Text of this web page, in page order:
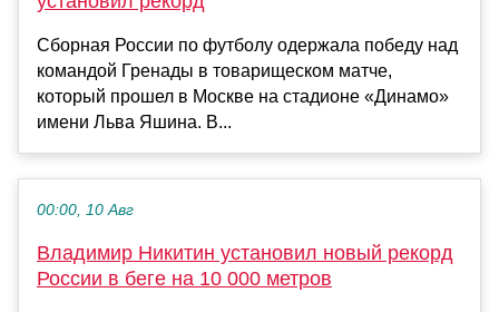
Сборная России по футболу одержала победу над
командой Гренады в товарищеском матче,
который прошел в Москве на стадионе «Динамо»
имени Льва Яшина. В...
00:00, 10 Авг
Владимир Никитин установил новый рекорд
России в беге на 10 000 метров